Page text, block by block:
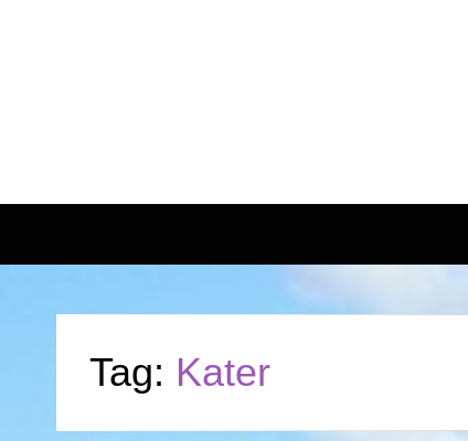
Tag: Kater